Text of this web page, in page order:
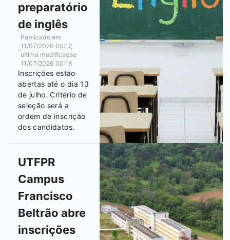
preparatório
de inglês
Publicado em
11/07/2026 00:17,
última modificaçao
11/07/2026 00:18
Inscrições estão
abertas até o dia 13
de julho. Critério de
seleção será a
ordem de inscrição
dos candidatos.
UTFPR
Campus
Francisco
Beltrão abre
inscrições